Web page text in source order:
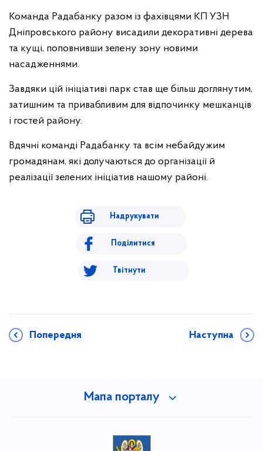
Команда Радабанку разом із фахівцями КП УЗН
Дніпровського району висадили декоративні дерева
та кущі, поповнивши зелену зону новими
насадженнями.
Завдяки цій ініціативі парк став ще більш доглянутим,
затишним та привабливим для відпочинку мешканців
і гостей району.
Вдячні команді Радабанку та всім небайдужим
громадянам, які долучаються до організації й
реалізації зелених ініціатив нашому районі.
Надрукувати
Поділитися
Твітнути
Попередня Наступна
Мапа порталу